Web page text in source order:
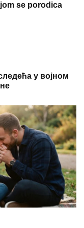
se porodica
у војном